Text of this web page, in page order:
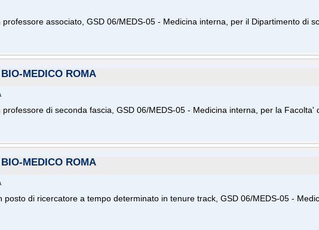
associato, GSD 06/MEDS-05 - Medicina interna, per il Dipartimento di
MEDICO ROMA
di seconda fascia, GSD 06/MEDS-05 - Medicina interna, per la Facolta'
MEDICO ROMA
di ricercatore a tempo determinato in tenure track, GSD 06/MEDS-05 -